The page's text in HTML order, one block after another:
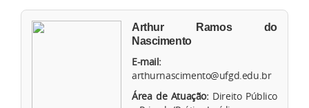
Arthur Ramos do
Nascimento
E-mail:
arthurnascimento@ufgd.edu.br
Área de Atuação: Direito Público